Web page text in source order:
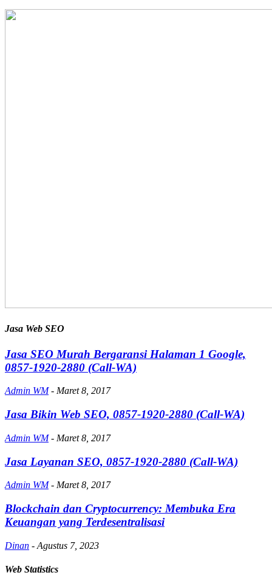
Jasa Web SEO
Jasa SEO Murah Bergaransi Halaman 1 Google,
0857-1920-2880 (Call-WA)
Admin WM - Maret 8, 2017
Jasa Bikin Web SEO, 0857-1920-2880 (Call-WA)
Admin WM - Maret 8, 2017
Jasa Layanan SEO, 0857-1920-2880 (Call-WA)
Admin WM - Maret 8, 2017
Blockchain dan Cryptocurrency: Membuka Era
Keuangan yang Terdesentralisasi
Dinan - Agustus 7, 2023
Web Statistics